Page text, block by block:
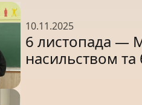
10.11.2025
6 листопада —
насильством та